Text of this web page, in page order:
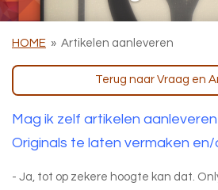
HOME » Artikelen aanleveren
Terug naar Vraag en
Mag ik zelf artikelen
Originals te laten vermaken
- Ja, tot op zekere hoogte kan dat.